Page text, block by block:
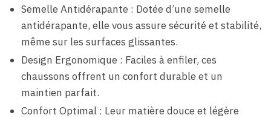
Semelle Antidérapante : Dotée d’une semelle
antidérapante, elle vous assure sécurité et stabilité,
même sur les surfaces glissantes.
Design Ergonomique : Faciles à enfiler, ces
chaussons offrent un confort durable et un
maintien parfait.
Confort Optimal : Leur matière douce et légère